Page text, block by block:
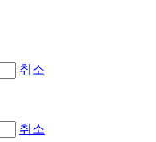
취소
취소